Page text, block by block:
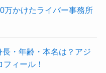
万かけたライバー事務所
・年齢・本名は？アジ
ィール！